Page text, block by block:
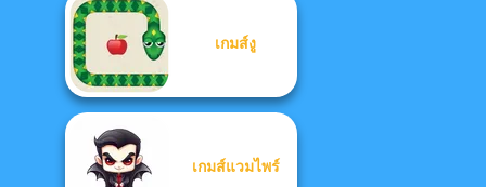
เกมส์งู
เกมส์แวมไพร์